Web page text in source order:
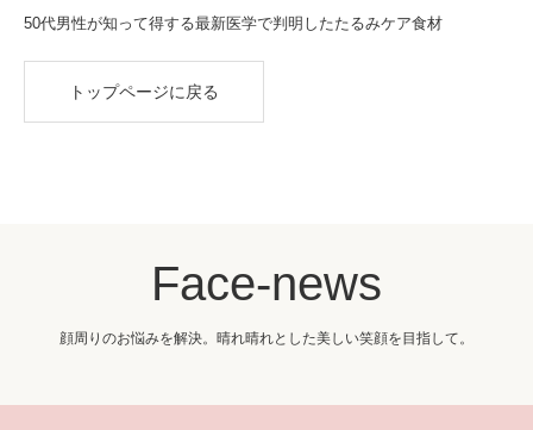
50代男性が知って得する最新医学で判明したたるみケア食材
トップページに戻る
Face-news
顔周りのお悩みを解決。晴れ晴れとした美しい笑顔を目指して。